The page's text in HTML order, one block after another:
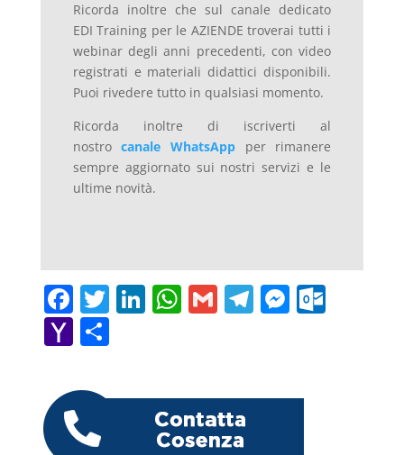
Ricorda inoltre che sul canale dedicato
EDI Training per le AZIENDE troverai tutti i
webinar degli anni precedenti, con video
registrati e materiali didattici disponibili.
Puoi rivedere tutto in qualsiasi momento.
Ricorda inoltre di iscriverti al
nostro canale WhatsApp
per rimanere
sempre aggiornato sui nostri servizi e le
ultime novità.
F
a
c
e
b
o
T
w
itt
Li
dI
n
W
A
p
G T M O
Y
h
o
o
C
n